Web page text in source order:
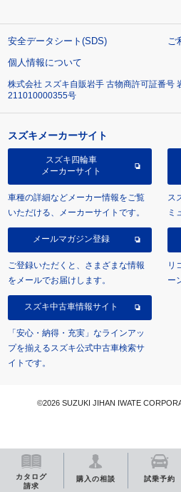
カタログ
請求
購入の相談 試乗予約
安全データシート(SDS)
ご
個人情報について
株式会社 スズキ自販岩手 古物商許可証番号
211010000355号
スズキメーカーサイト
スズキ四輪車
メーカーサイト
車種の詳細などメーカー情報をご覧
いただける、メーカーサイトです。
ス
ミ
メールマガジン登録
ご登録いただくと、さまざまな情報
をメールでお届けします。
リ
ー
スズキ中古車情報サイト
「安心・納得・充実」なラインアッ
プを揃えるスズキ公式中古車検索サ
イトです。
©2026 SUZUKI JIHAN IWATE